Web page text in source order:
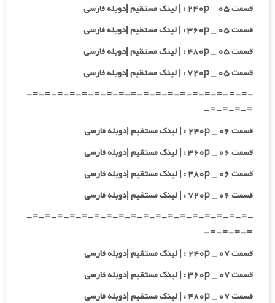
قسمت ۰۵ _ ۲۴۰p : | لینک مستقیم |دوبله فارسی
قسمت ۰۵ _ ۳۶۰p : | لینک مستقیم |دوبله فارسی
قسمت ۰۵ _ ۴۸۰p : | لینک مستقیم |دوبله فارسی
قسمت ۰۵ _ ۷۲۰p : | لینک مستقیم |دوبله فارسی
-=-=-=-=-=-=-=-=-=-=-=-=-=-=-=-=-=-=-
=-=-=-=-
قسمت ۰۶ _ ۲۴۰p : | لینک مستقیم |دوبله فارسی
قسمت ۰۶ _ ۳۶۰p : | لینک مستقیم |دوبله فارسی
قسمت ۰۶ _ ۴۸۰p : | لینک مستقیم |دوبله فارسی
قسمت ۰۶ _ ۷۲۰p : | لینک مستقیم |دوبله فارسی
-=-=-=-=-=-=-=-=-=-=-=-=-=-=-=-=-=-=-
=-=-=-=-
قسمت ۰۷ _ ۲۴۰p : | لینک مستقیم |دوبله فارسی
قسمت ۰۷ _ ۳۶۰p : | لینک مستقیم |دوبله فارسی
قسمت ۰۷ _ ۴۸۰p : | لینک مستقیم |دوبله فارسی